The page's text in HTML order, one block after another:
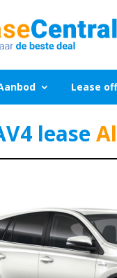
Lease
lease